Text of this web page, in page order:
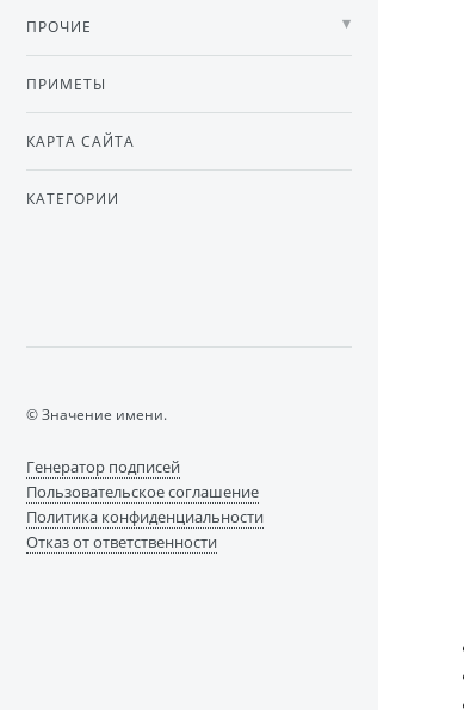
ПРОЧИЕ
ПРИМЕТЫ
КАРТА САЙТА
КАТЕГОРИИ
© Значение имени.
Генератор подписей
Пользовательское соглашение
Политика конфиденциальности
Отказ от ответственности